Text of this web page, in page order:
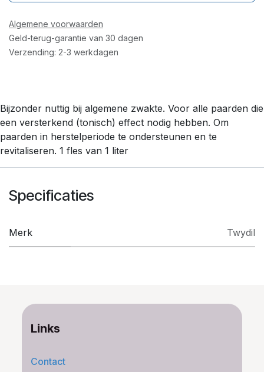
Algemene voorwaarden
Geld-terug-garantie van 30 dagen
Verzending: 2-3 werkdagen
Bijzonder nuttig bij algemene zwakte. Voor alle paarden die
een versterkend (tonisch) effect nodig hebben. Om
paarden in herstelperiode te ondersteunen en te
revitaliseren. 1 fles van 1 liter
Specificaties
Merk Twydil
Links
Contact